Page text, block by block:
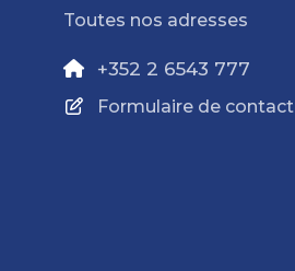
Toutes nos adresses
+352 2 6543 777
Formulaire de contact